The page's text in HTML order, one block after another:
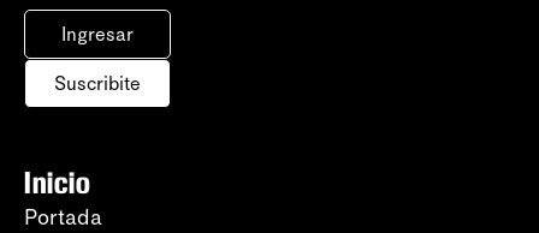
Ingresar
Suscribite
Inicio
Portada